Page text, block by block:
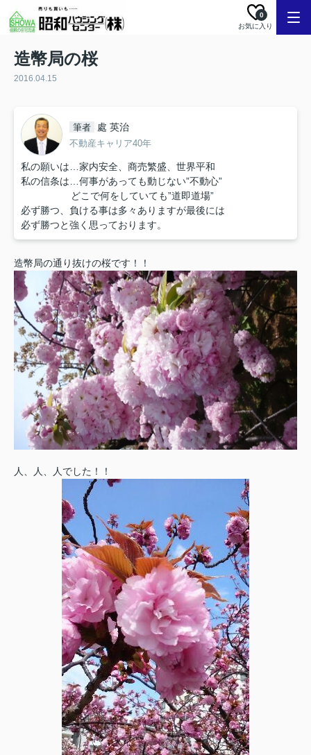
お気に入り
0
造幣局の桜
2016.04.15
筆者 處 英治
不動産キャリア40年
私の願いは…家内安全、商売繁盛、世界平和
私の信条は…何事があっても動じない”不動心”
どこで何をしていても”道即道場”
必ず勝つ、負ける事は多々ありますが最後には
必ず勝つと強く思っております。
造幣局の通り抜けの桜です！！
人、人、人でした！！